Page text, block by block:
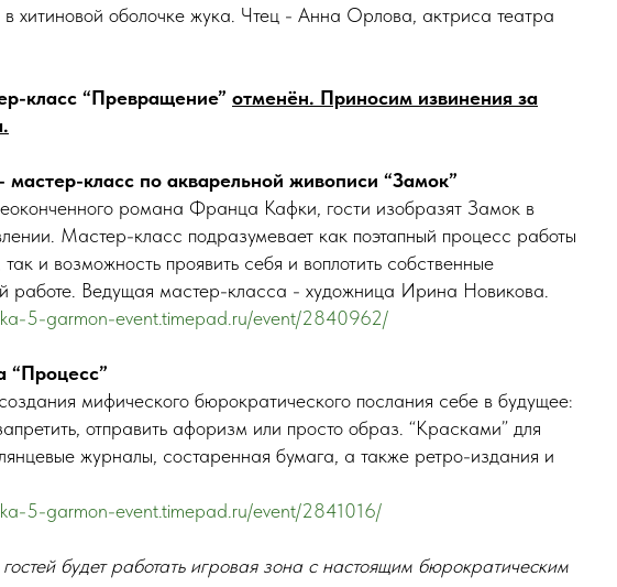
в хитиновой оболочке жука. Чтец - Анна Орлова, актриса театра
класс “Превращение” отменён. Приносим извинения за
класс по акварельной живописи “Замок”
романа Франца Кафки, гости изобразят Замок в
Мастер-класс подразумевает как поэтапный процесс работы
и возможность проявить себя и воплотить собственные
работе. Ведущая мастер-класса - художница Ирина Новикова.
5-garmon-event.timepad.ru/event/2840962/
“Процесс”
мифического бюрократического послания себе в будущее:
отправить афоризм или просто образ. “Красками” для
журналы, состаренная бумага, а также ретро-издания и
5-garmon-event.timepad.ru/event/2841016/
будет работать игровая зона с настоящим бюрократическим